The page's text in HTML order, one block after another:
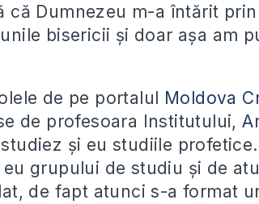
că Dumnezeu m-a întărit
bisericii și doar așa am
de pe portalul
Moldova
de profesoara Institutului,
și eu studiile
grupului de studiu și de
de fapt atunci s-a format